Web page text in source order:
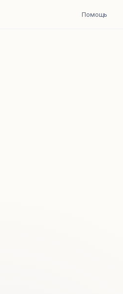
Помощь